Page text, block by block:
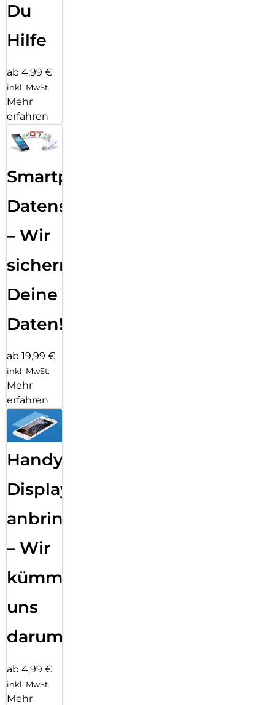
Du
Hilfe
ab 4,99 €
inkl. MwSt.
Mehr
erfahren
Smartphone
Datensicherung
– Wir
sichern
Deine
Daten!
ab 19,99 €
inkl. MwSt.
Mehr
erfahren
Handy
Displayfolie
anbringen
– Wir
kümmern
uns
darum!
ab 4,99 €
inkl. MwSt.
Mehr